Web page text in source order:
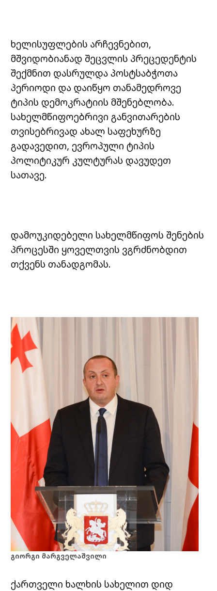
ხელისუფლების არჩევნებით,
მშვიდობიანად შეცვლის პრეცედენტის
შექმნით დასრულდა პოსტსაბჭოთა
პერიოდი და დაიწყო თანამედროვე
ტიპის დემოკრატიის მშენებლობა.
სახელმწიფოებრივი განვითარების
თვისებრივად ახალ საფეხურზე
გადავედით, ევროპული ტიპის
პოლიტიკურ კულტურას დავუდეთ
სათავე.
დამოუკიდებელი სახელმწიფოს შენების
პროცესში ყოველთვის ვგრძნობდით
თქვენს თანადგომას.
გიორგი მარგველაშვილი
ქართველი ხალხის სახელით დიდ